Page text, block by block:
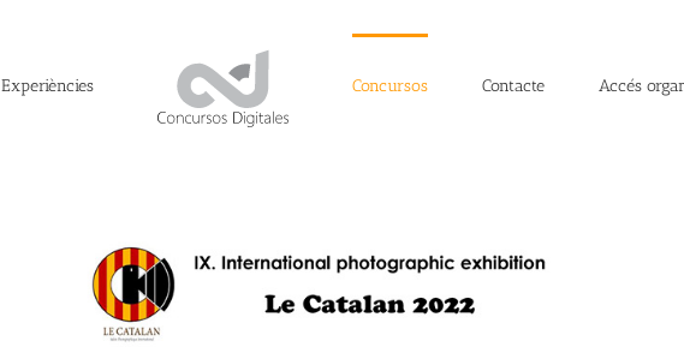
Experiències Concursos Contacte Accés